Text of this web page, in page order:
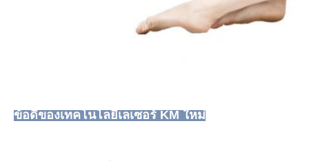
ข้อดีของเทคโนโลยีเลเซอร์ KM ใหม่